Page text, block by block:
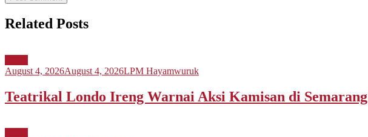
Related Posts
August 4, 2026August 4, 2026LPM Hayamwuruk
Teatrikal Londo Ireng Warnai Aksi Kamisan di Semarang